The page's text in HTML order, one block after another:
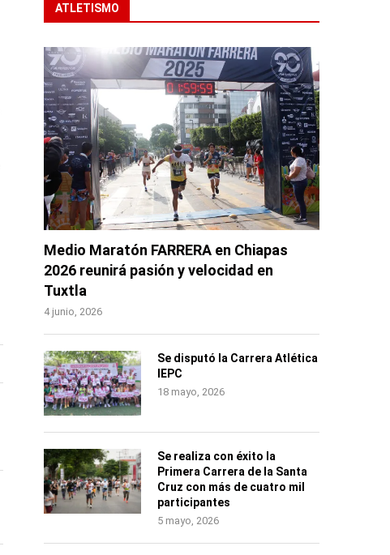
ATLETISMO
Medio Maratón FARRERA en Chiapas
2026 reunirá pasión y velocidad en
Tuxtla
4 junio, 2026
Se disputó la Carrera Atlética
IEPC
18 mayo, 2026
Se realiza con éxito la
Primera Carrera de la Santa
Cruz con más de cuatro mil
participantes
5 mayo, 2026